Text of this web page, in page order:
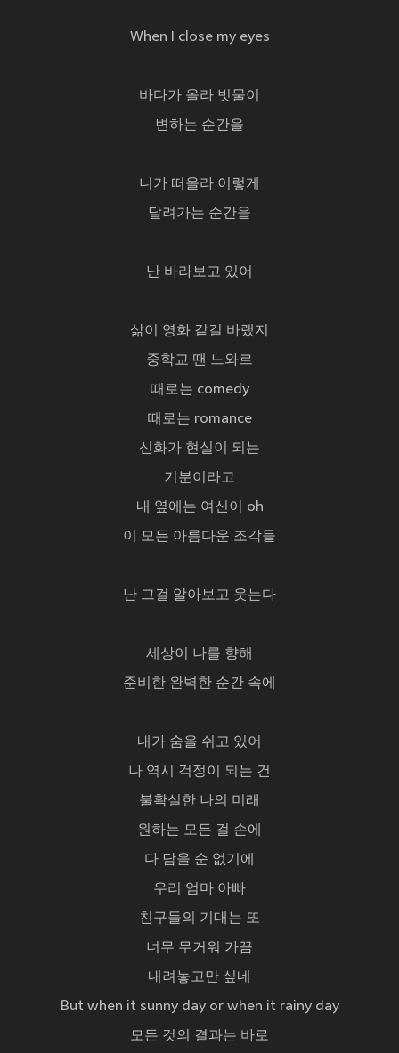
When I close my eyes
바다가 올라 빗물이
변하는 순간을
니가 떠올라 이렇게
달려가는 순간을
난 바라보고 있어
삶이 영화 같길 바랬지
중학교 땐 느와르
때로는 comedy
때로는 romance
신화가 현실이 되는
기분이라고
내 옆에는 여신이 oh
이 모든 아름다운 조각들
난 그걸 알아보고 웃는다
세상이 나를 향해
준비한 완벽한 순간 속에
내가 숨을 쉬고 있어
나 역시 걱정이 되는 건
불확실한 나의 미래
원하는 모든 걸 손에
다 담을 순 없기에
우리 엄마 아빠
친구들의 기대는 또
너무 무거워 가끔
내려놓고만 싶네
But when it sunny day or when it rainy day
모든 것의 결과는 바로